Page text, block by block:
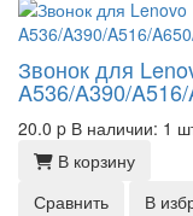
Звонок для
A536/A390/
20.0 p В наличии: 1
В корзину
Сравнить
В